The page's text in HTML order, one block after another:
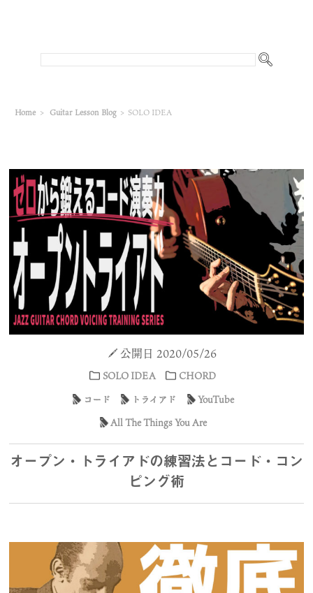
Home > Guitar Lesson Blog > SOLO IDEA
公開日 2020/05/26
SOLO IDEA
CHORD
コード
トライアド
YouTube
All The Things You Are
オープン・トライアドの練習法とコード・コン
ピング術